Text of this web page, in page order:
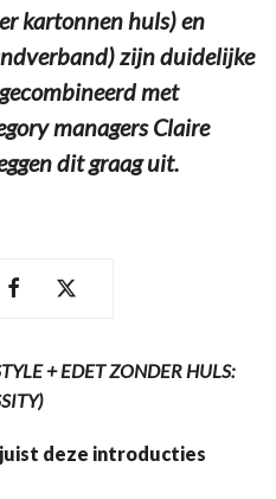
kartonnen huls) en
zijn duidelijke
met
managers Claire
dit graag uit.
+ EDET ZONDER HULS:
deze introducties